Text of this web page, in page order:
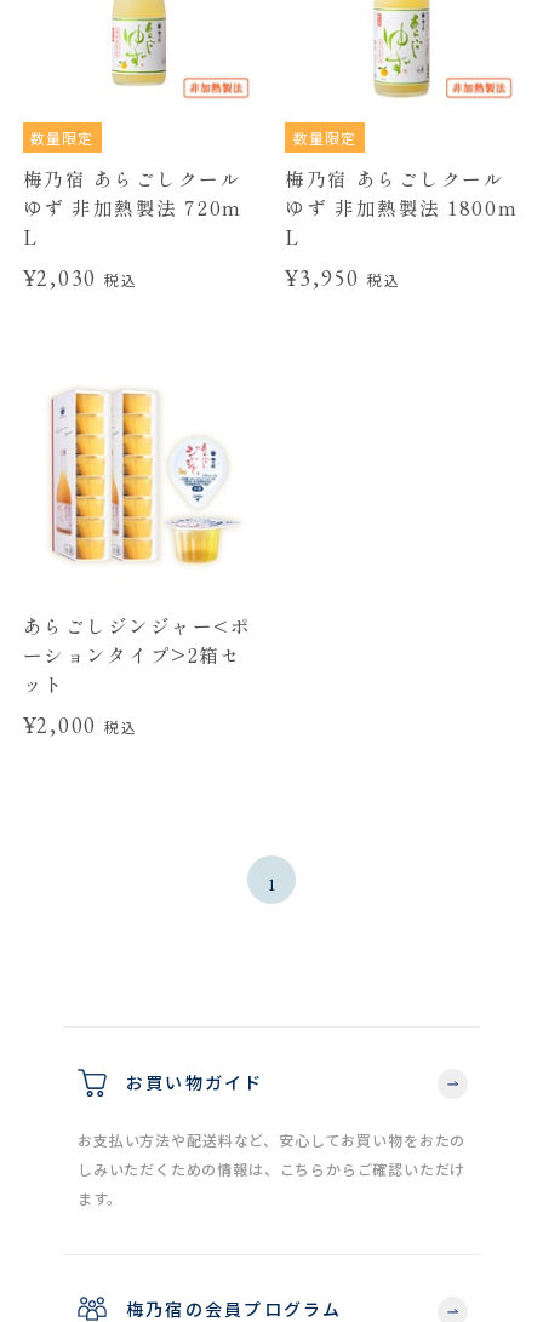
数量限定
梅乃宿 あらごしクール
ゆず 非加熱製法 720m
L
¥2,030税込
数量限定
梅乃宿 あらごしクール
ゆず 非加熱製法 1800m
L
¥3,950 税込
あらごしジンジャー<ポ
ーションタイプ>2箱セ
ット
¥2,000税込
1
お買い物ガイド
お支払い方法や配送料など、安心してお買い物をおたの
しみいただくための情報は、こちらからご確認いただけ
ます。
梅乃宿の会員プログラム